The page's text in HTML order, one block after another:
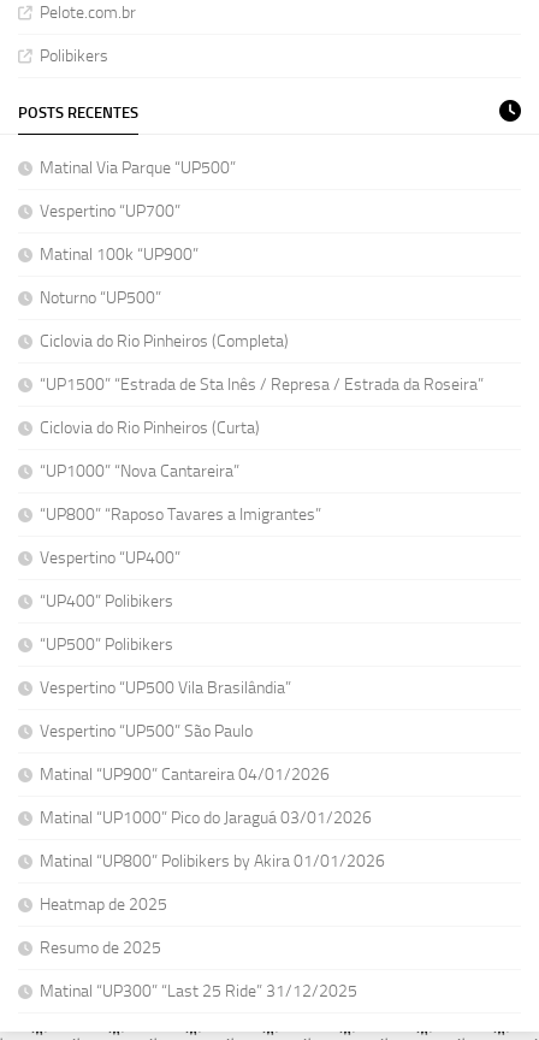
Pelote.com.br
Polibikers
POSTS RECENTES
Matinal Via Parque “UP500”
Vespertino “UP700”
Matinal 100k “UP900”
Noturno “UP500”
Ciclovia do Rio Pinheiros (Completa)
“UP1500” “Estrada de Sta Inês / Represa / Estrada da Roseira”
Ciclovia do Rio Pinheiros (Curta)
“UP1000” “Nova Cantareira”
“UP800” “Raposo Tavares a Imigrantes”
Vespertino “UP400”
“UP400” Polibikers
“UP500” Polibikers
Vespertino “UP500 Vila Brasilândia”
Vespertino “UP500” São Paulo
Matinal “UP900” Cantareira 04/01/2026
Matinal “UP1000” Pico do Jaraguá 03/01/2026
Matinal “UP800” Polibikers by Akira 01/01/2026
Heatmap de 2025
Resumo de 2025
Matinal “UP300” “Last 25 Ride” 31/12/2025